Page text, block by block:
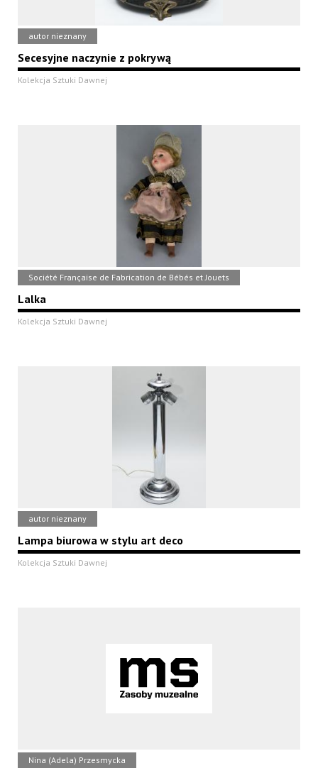
autor nieznany
Secesyjne naczynie z pokrywą
Kolekcja Sztuki Dawnej
Société Française de Fabrication de Bébés et Jouets
Lalka
Kolekcja Sztuki Dawnej
autor nieznany
Lampa biurowa w stylu art deco
Kolekcja Sztuki Dawnej
Nina (Adela) Przesmycka